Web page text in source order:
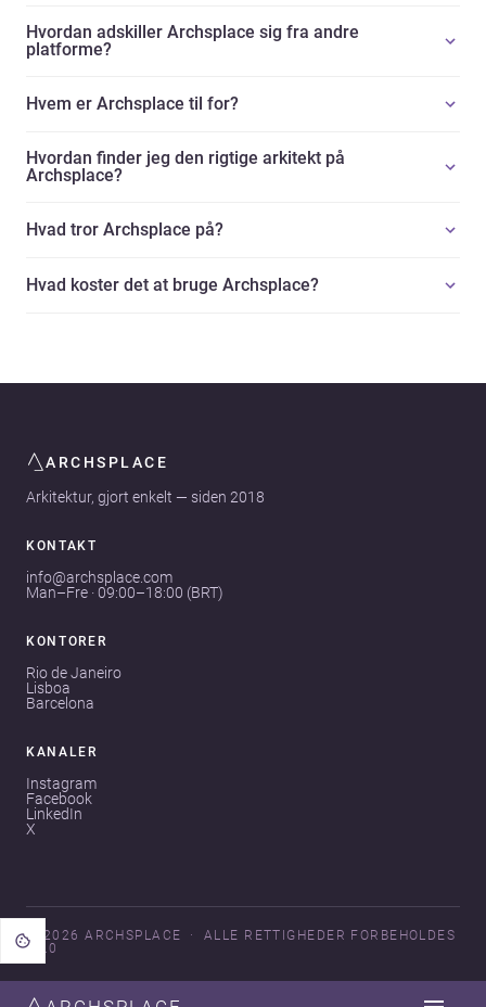
Hvordan adskiller Archsplace sig fra andre
platforme?
Hvem er Archsplace til for?
Hvordan finder jeg den rigtige arkitekt på
Archsplace?
Hvad tror Archsplace på?
Hvad koster det at bruge Archsplace?
ARCHSPLACE
Arkitektur, gjort enkelt — siden 2018
KONTAKT
info@archsplace.com
Man–Fre · 09:00–18:00 (BRT)
KONTORER
Rio de Janeiro
Lisboa
Barcelona
KANALER
Instagram
Facebook
LinkedIn
X
© 2026 ARCHSPLACE
ALLE RETTIGHEDER FORBEHOLDES
V3.0